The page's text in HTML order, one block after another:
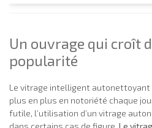
Un ouvrage qui croît
popularité
Le vitrage intelligent autonettoyant
plus en plus en notoriété chaque
futile, l’utilisation d’un vitrage